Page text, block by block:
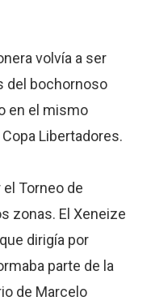
volvía a ser
del bochornoso
en el mismo
Libertadores.
el Torneo de
zonas. El Xeneize
dirigía por
parte de la
de Marcelo